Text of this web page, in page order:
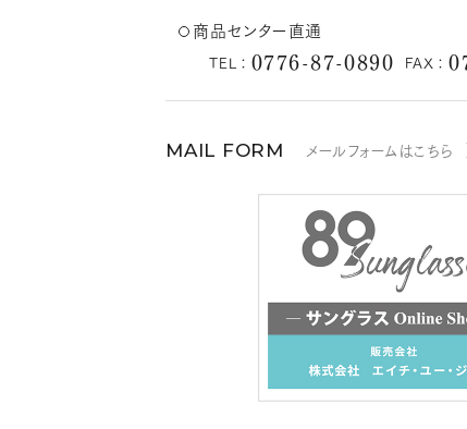
商品センター直通
TEL： 0776-87-0890 FAX：
MAIL FORM メールフォームはこちら